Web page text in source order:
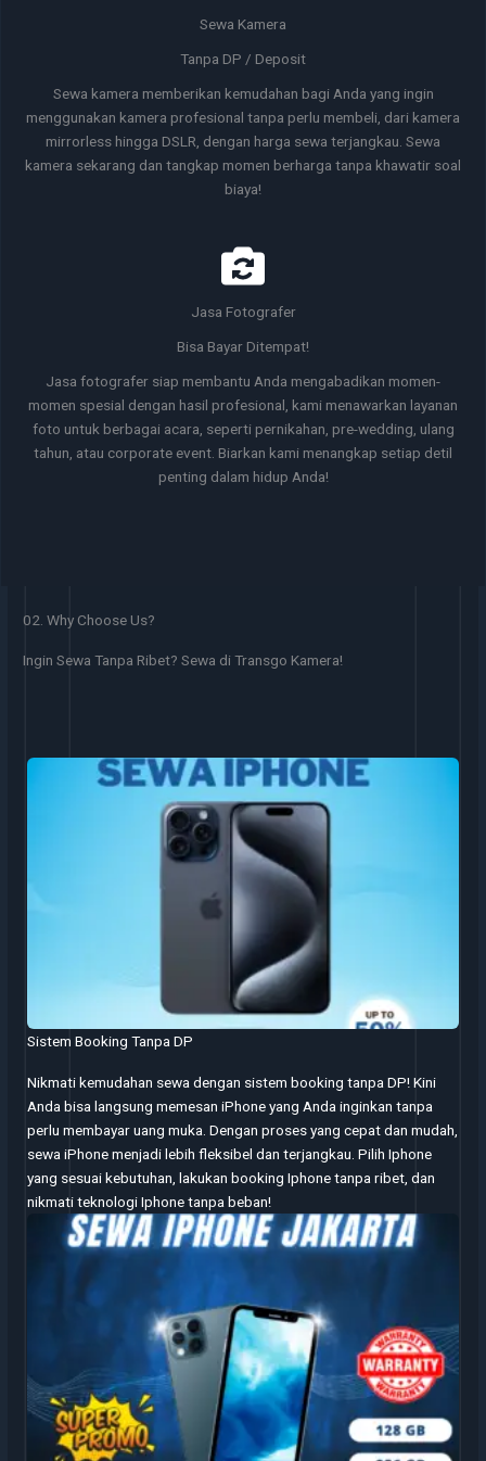
Sewa Kamera
Tanpa DP / Deposit
Sewa kamera memberikan kemudahan bagi Anda yang ingin
menggunakan kamera profesional tanpa perlu membeli, dari kamera
mirrorless hingga DSLR, dengan harga sewa terjangkau. Sewa
kamera sekarang dan tangkap momen berharga tanpa khawatir soal
biaya!
Jasa Fotografer
Bisa Bayar Ditempat!
Jasa fotografer siap membantu Anda mengabadikan momen-
momen spesial dengan hasil profesional, kami menawarkan layanan
foto untuk berbagai acara, seperti pernikahan, pre-wedding, ulang
tahun, atau corporate event. Biarkan kami menangkap setiap detil
penting dalam hidup Anda!
02. Why Choose Us?
Ingin Sewa Tanpa Ribet? Sewa di Transgo Kamera!
Sistem Booking Tanpa DP
Nikmati kemudahan sewa dengan sistem booking tanpa DP! Kini
Anda bisa langsung memesan iPhone yang Anda inginkan tanpa
perlu membayar uang muka. Dengan proses yang cepat dan mudah,
sewa iPhone menjadi lebih fleksibel dan terjangkau. Pilih Iphone
yang sesuai kebutuhan, lakukan booking Iphone tanpa ribet, dan
nikmati teknologi Iphone tanpa beban!